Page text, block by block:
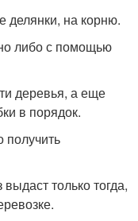
делянки, на корню.
либо с помощью
деревья, а еще
в порядок.
только тогда,